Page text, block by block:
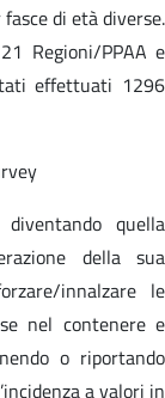
di età diverse.
Regioni/PPAA e
effettuati 1296
quella
della sua
innalzare le
nel contenere e
o riportando
a valori in